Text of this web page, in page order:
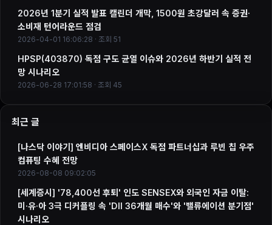
2026년 1분기 실적 발표 캘린더 개막, 1500원 초강달러 속 증권·
소비재 턴어라운드 점검
2026-04-01 16:06:28 · 조회 51
HPSP(403870) 독점 구도 균열 이슈와 2026년 하반기 실적 전
망 시나리오
2026-06-28 17:01:58 · 조회 45
최근 글
[나스닥 이야기] 엔비디아 스페이스X 독점 파트너십과 루빈 칩 우주
컴퓨팅 수혜 전망
2026-08-08 09:02:05
[세계증시] '78,400선 후퇴' 인도 SENSEX와 외국인 자금 이탈:
미·유·아 3극 디커플링 속 'DII 36개월 매수'와 '밸류에이션 분기점'
시나리오